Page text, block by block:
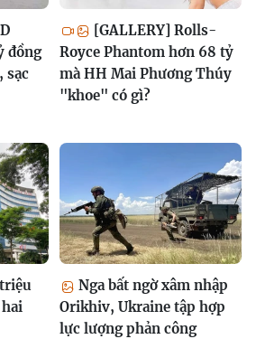
đồng
sạc
[GALLERY] Rolls-
Royce Phantom hơn 68 tỷ
mà HH Mai Phương Thúy
"khoe" có gì?
hai
Nga bất ngờ xâm nhập
Orikhiv, Ukraine tập hợp
lực lượng phản công